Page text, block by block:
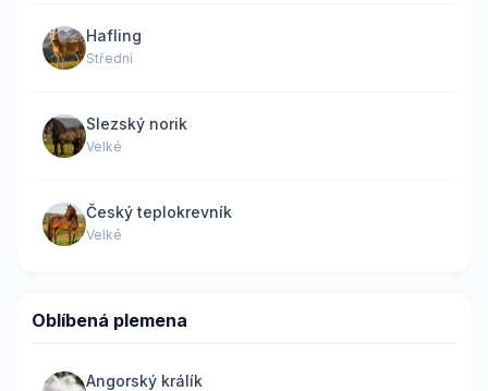
Hafling
Střední
Slezský norik
Velké
Český teplokrevník
Velké
Oblíbená plemena
Angorský králík